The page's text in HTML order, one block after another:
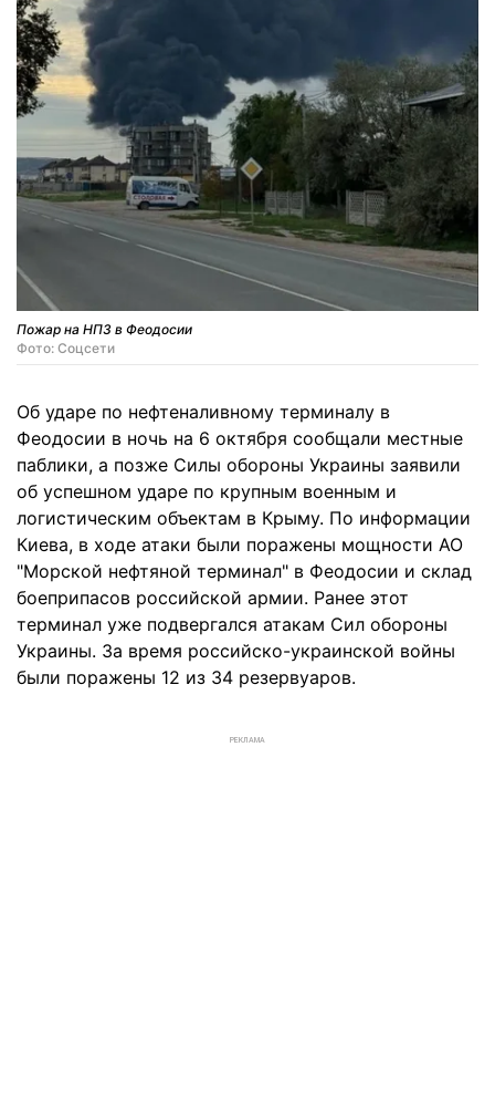
Пожар на НПЗ в Феодосии
Фото: Соцсети
Об ударе по нефтеналивному терминалу в
Феодосии в ночь на 6 октября сообщали местные
паблики, а позже Силы обороны Украины заявили
об успешном ударе по крупным военным и
логистическим объектам в Крыму. По информации
Киева, в ходе атаки были поражены мощности АО
"Морской нефтяной терминал" в Феодосии и склад
боеприпасов российской армии. Ранее этот
терминал уже подвергался атакам Сил обороны
Украины. За время российско-украинской войны
были поражены 12 из 34 резервуаров.
РЕКЛАМА